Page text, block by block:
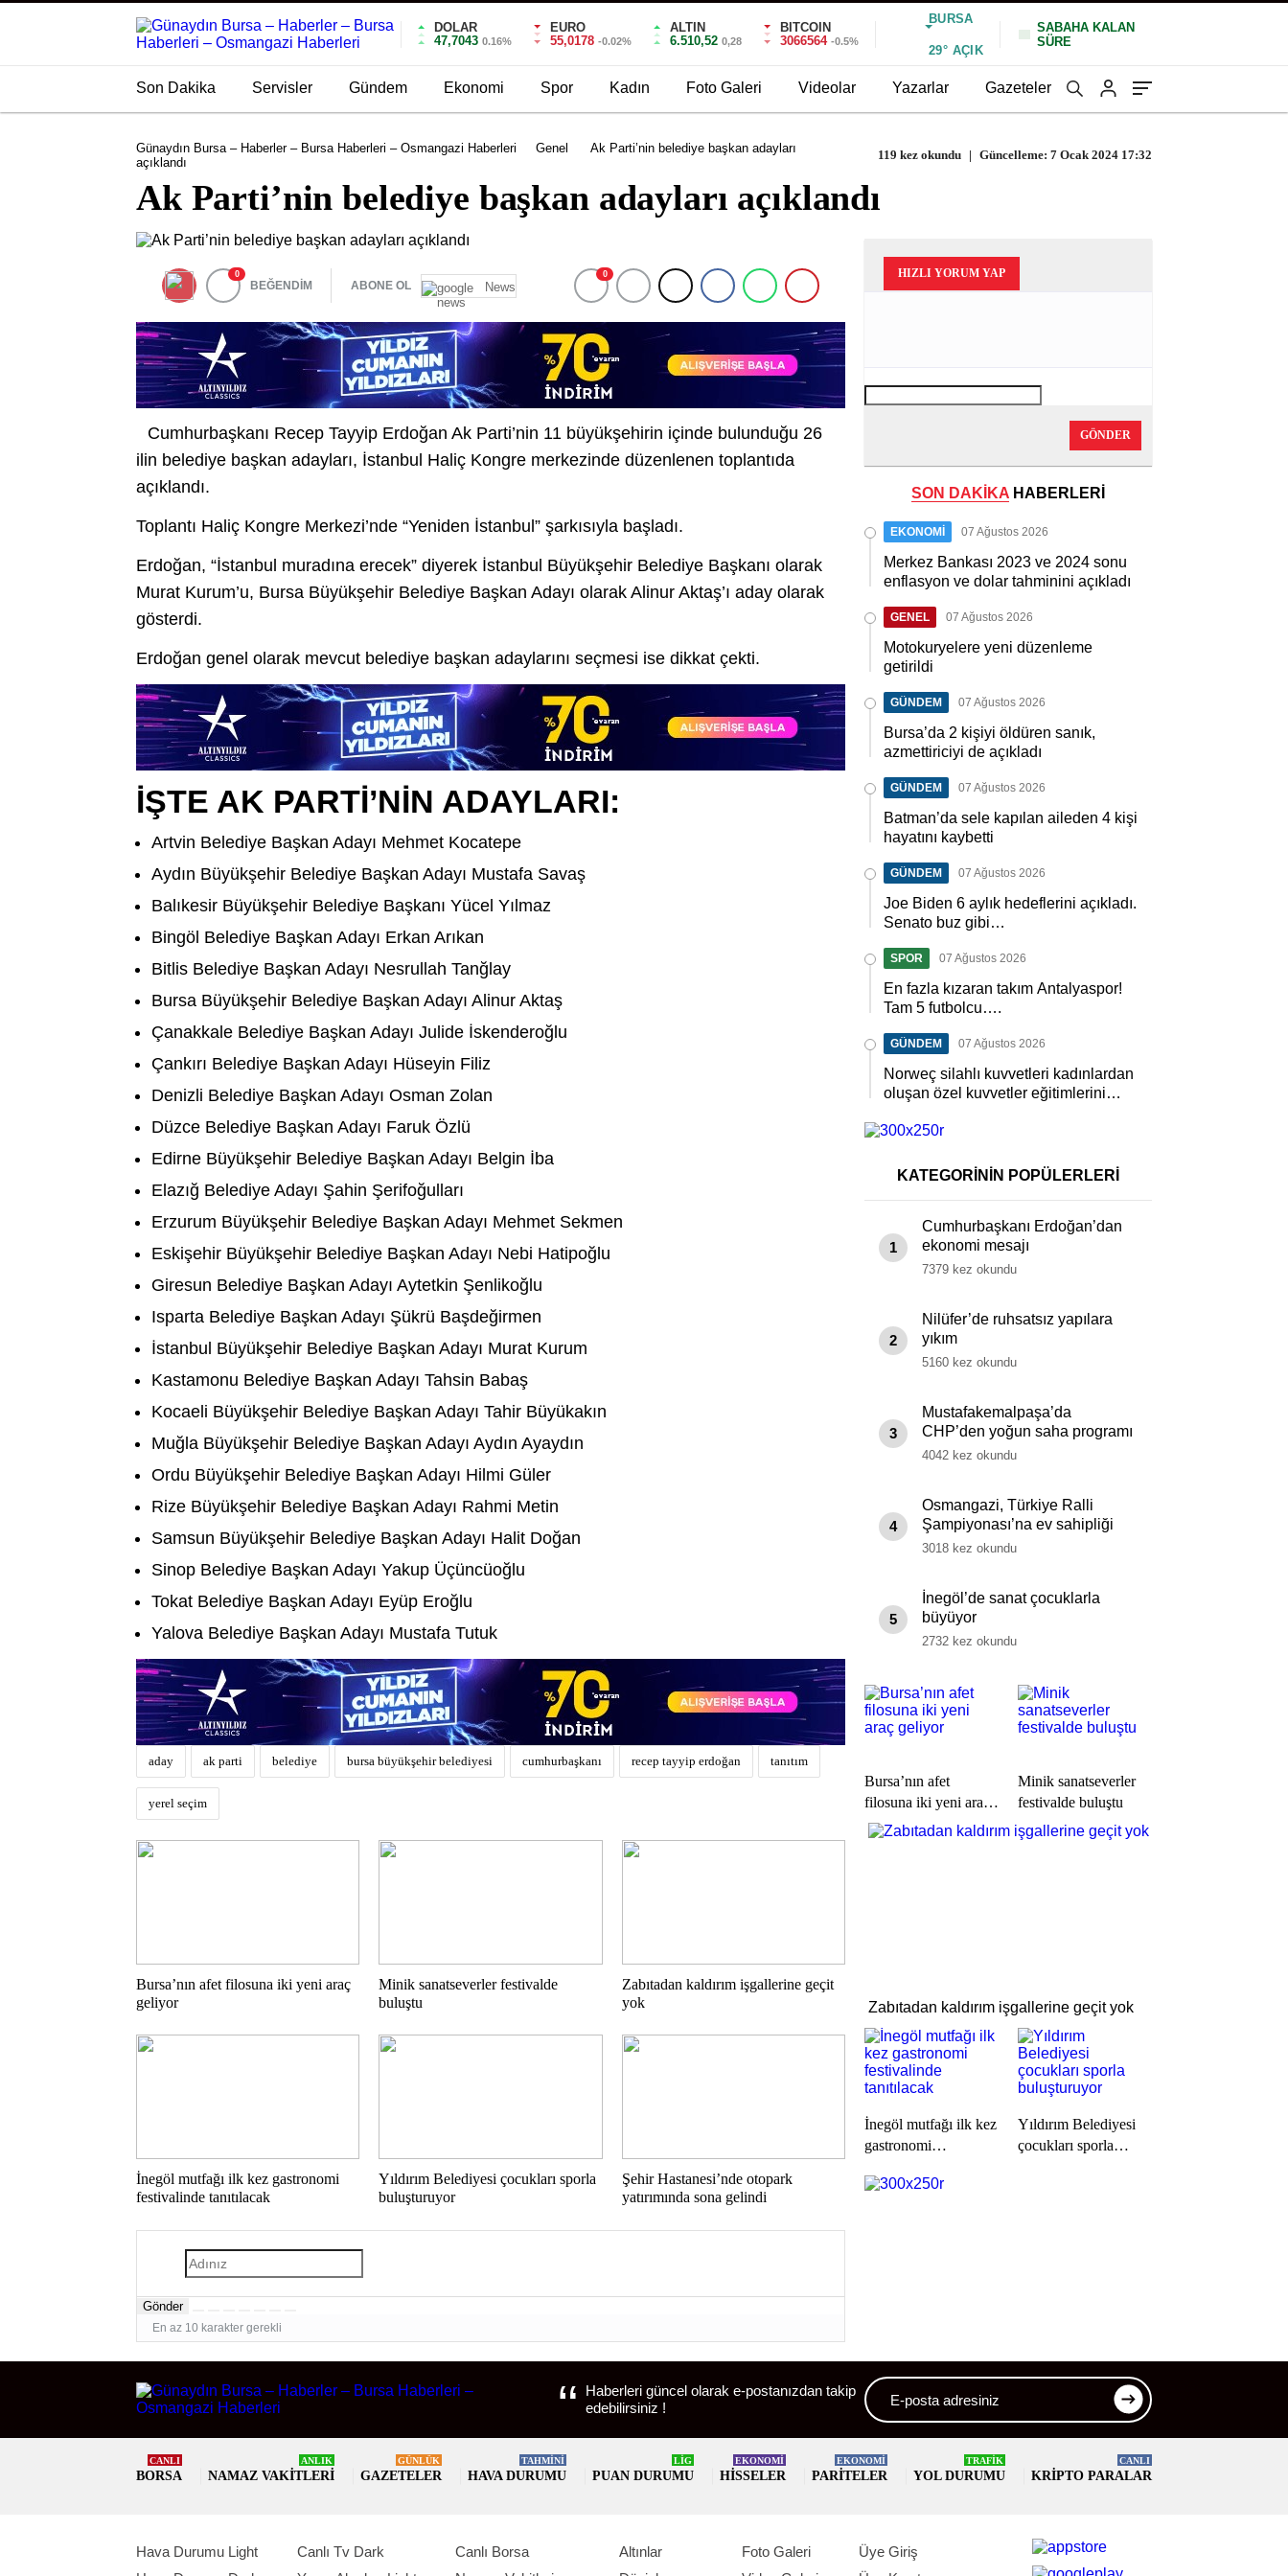
DOLAR
47,7043 0.16%
EURO
55,0178 -0.02%
ALTIN
6.510,52 0,28
BITCOIN
3066564 -0.5%
BURSA
29° AÇIK
SABAHA KALAN
SÜRE
Son Dakika Servisler Gündem Ekonomi Spor Kadın Foto Galeri Videolar Yazarlar Gazeteler
Günaydın Bursa – Haberler – Bursa Haberleri – Osmangazi Haberleri Genel
Ak Parti’nin belediye başkan adayları
açıklandı
119 kez okundu | Güncelleme: 7 Ocak 2024 17:32
Ak Parti’nin belediye başkan adayları açıklandı
0
BEĞENDİM ABONE OL News
0
Cumhurbaşkanı Recep Tayyip Erdoğan Ak Parti’nin 11 büyükşehirin içinde bulunduğu 26
ilin belediye başkan adayları, İstanbul Haliç Kongre merkezinde düzenlenen toplantıda
açıklandı.
Toplantı Haliç Kongre Merkezi’nde “Yeniden İstanbul” şarkısıyla başladı.
Erdoğan, “İstanbul muradına erecek” diyerek İstanbul Büyükşehir Belediye Başkanı olarak
Murat Kurum’u, Bursa Büyükşehir Belediye Başkan Adayı olarak Alinur Aktaş’ı aday olarak
gösterdi.
Erdoğan genel olarak mevcut belediye başkan adaylarını seçmesi ise dikkat çekti.
İŞTE AK PARTİ’NİN ADAYLARI:
Artvin Belediye Başkan Adayı Mehmet Kocatepe
Aydın Büyükşehir Belediye Başkan Adayı Mustafa Savaş
Balıkesir Büyükşehir Belediye Başkanı Yücel Yılmaz
Bingöl Belediye Başkan Adayı Erkan Arıkan
Bitlis Belediye Başkan Adayı Nesrullah Tanğlay
Bursa Büyükşehir Belediye Başkan Adayı Alinur Aktaş
Çanakkale Belediye Başkan Adayı Julide İskenderoğlu
Çankırı Belediye Başkan Adayı Hüseyin Filiz
Denizli Belediye Başkan Adayı Osman Zolan
Düzce Belediye Başkan Adayı Faruk Özlü
Edirne Büyükşehir Belediye Başkan Adayı Belgin İba
Elazığ Belediye Adayı Şahin Şerifoğulları
Erzurum Büyükşehir Belediye Başkan Adayı Mehmet Sekmen
Eskişehir Büyükşehir Belediye Başkan Adayı Nebi Hatipoğlu
Giresun Belediye Başkan Adayı Aytetkin Şenlikoğlu
Isparta Belediye Başkan Adayı Şükrü Başdeğirmen
İstanbul Büyükşehir Belediye Başkan Adayı Murat Kurum
Kastamonu Belediye Başkan Adayı Tahsin Babaş
Kocaeli Büyükşehir Belediye Başkan Adayı Tahir Büyükakın
Muğla Büyükşehir Belediye Başkan Adayı Aydın Ayaydın
Ordu Büyükşehir Belediye Başkan Adayı Hilmi Güler
Rize Büyükşehir Belediye Başkan Adayı Rahmi Metin
Samsun Büyükşehir Belediye Başkan Adayı Halit Doğan
Sinop Belediye Başkan Adayı Yakup Üçüncüoğlu
Tokat Belediye Başkan Adayı Eyüp Eroğlu
Yalova Belediye Başkan Adayı Mustafa Tutuk
aday ak parti belediye bursa büyükşehir belediyesi cumhurbaşkanı recep tayyip erdoğan tanıtım
yerel seçim
Bursa’nın afet filosuna iki yeni araç
geliyor
Minik sanatseverler festivalde
buluştu
Zabıtadan kaldırım işgallerine geçit
yok
İnegöl mutfağı ilk kez gastronomi
festivalinde tanıtılacak
Yıldırım Belediyesi çocukları sporla
buluşturuyor
Şehir Hastanesi’nde otopark
yatırımında sona gelindi
Gönder
En az 10 karakter gerekli
HIZLI YORUM YAP
GÖNDER
SON DAKİKA HABERLERİ
EKONOMİ 07 Ağustos 2026
Merkez Bankası 2023 ve 2024 sonu
enflasyon ve dolar tahminini açıkladı
GENEL 07 Ağustos 2026
Motokuryelere yeni düzenleme
getirildi
GÜNDEM 07 Ağustos 2026
Bursa’da 2 kişiyi öldüren sanık,
azmettiriciyi de açıkladı
GÜNDEM 07 Ağustos 2026
Batman’da sele kapılan aileden 4 kişi
hayatını kaybetti
GÜNDEM 07 Ağustos 2026
Joe Biden 6 aylık hedeflerini açıkladı.
Senato buz gibi…
SPOR 07 Ağustos 2026
En fazla kızaran takım Antalyaspor!
Tam 5 futbolcu….
GÜNDEM 07 Ağustos 2026
Norweç silahlı kuvvetleri kadınlardan
oluşan özel kuvvetler eğitimlerini
KATEGORİNİN POPÜLERLERİ
1
Cumhurbaşkanı Erdoğan’dan
ekonomi mesajı
7379 kez okundu
2
Nilüfer’de ruhsatsız yapılara
yıkım
5160 kez okundu
3
Mustafakemalpaşa’da
CHP’den yoğun saha programı
4042 kez okundu
4
Osmangazi, Türkiye Ralli
Şampiyonası’na ev sahipliği
yapıyor
3018 kez okundu
5
İnegöl’de sanat çocuklarla
büyüyor
2732 kez okundu
Bursa’nın afet
filosuna iki yeni araç
geliyor
Minik sanatseverler
festivalde buluştu
Zabıtadan kaldırım işgallerine geçit yok
İnegöl mutfağı ilk kez
gastronomi
Yıldırım Belediyesi
çocukları sporla
Haberleri güncel olarak e-postanızdan takip
edebilirsiniz !
BORSA
CANLI
NAMAZ VAKITLERI
ANLIK
GAZETELER
GÜNLÜK
HAVA DURUMU
TAHMİNİ
PUAN DURUMU
LİG
HISSELER
EKONOMİ
PARITELER
EKONOMİ
YOL DURUMU
TRAFİK
KRIPTO PARALAR
CANLI
Hava Durumu Light
Canlı Tv Dark
Canlı Borsa
Altınlar
Foto Galeri
Üye Giriş